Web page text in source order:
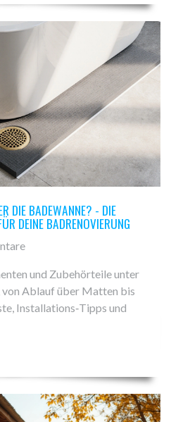
DIE BADEWANNE? - DIE
DEINE BADRENOVIERUNG
und Zubehörteile unter
von Ablauf über Matten bis
Installations‑Tipps und